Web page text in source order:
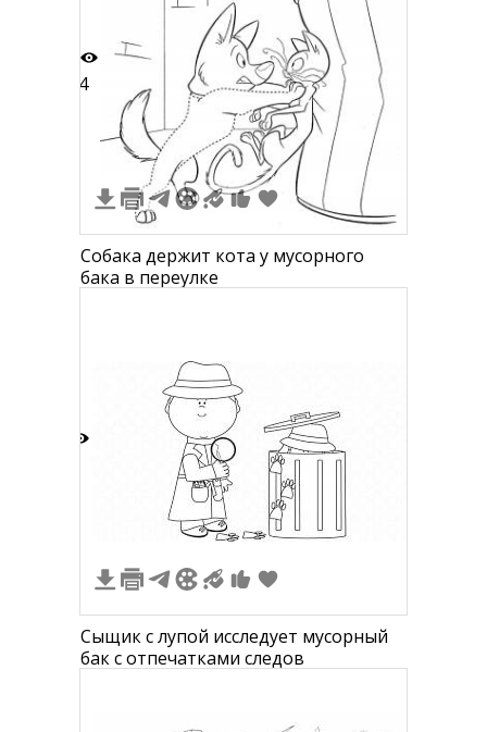
4
Собака держит кота у мусорного
бака в переулке
Сыщик с лупой исследует мусорный
бак с отпечатками следов